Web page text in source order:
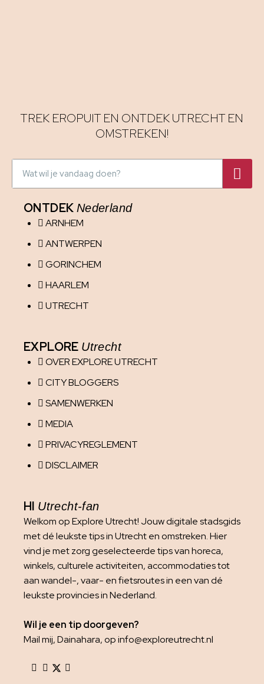
TREK EROPUIT EN ONTDEK UTRECHT EN
OMSTREKEN!
ONTDEK Nederland
ARNHEM
ANTWERPEN
GORINCHEM
HAARLEM
UTRECHT
EXPLORE Utrecht
OVER EXPLORE UTRECHT
CITY BLOGGERS
SAMENWERKEN
MEDIA
PRIVACYREGLEMENT
DISCLAIMER
HI Utrecht-fan
Welkom op Explore Utrecht! Jouw digitale stadsgids
met dé leukste tips in Utrecht en omstreken. Hier
vind je met zorg geselecteerde tips van horeca,
winkels, culturele activiteiten, accommodaties tot
aan wandel-, vaar- en fietsroutes in een van dé
leukste provincies in Nederland.
Wil je een tip doorgeven?
Mail mij, Dainahara, op info@exploreutrecht.nl